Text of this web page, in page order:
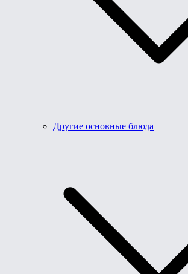
Другие основные блюда